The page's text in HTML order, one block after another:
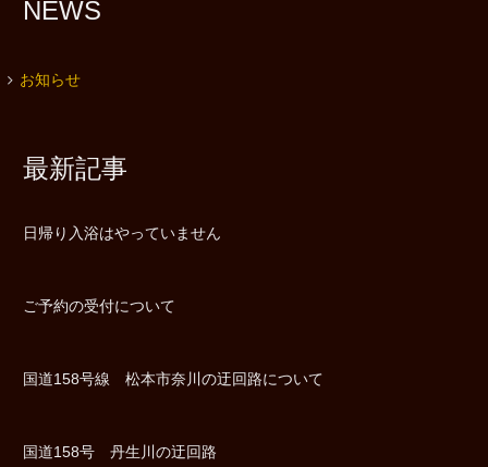
NEWS
お知らせ
最新記事
日帰り入浴はやっていません
ご予約の受付について
国道158号線 松本市奈川の迂回路について
国道158号 丹生川の迂回路